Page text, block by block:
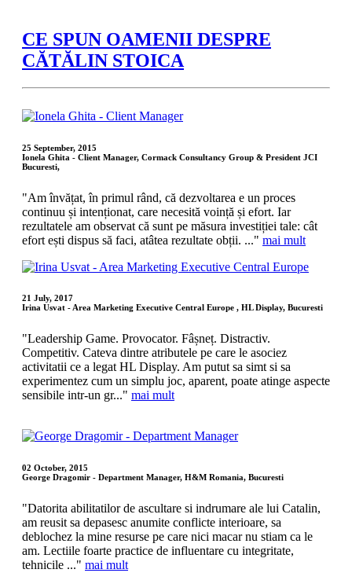
CE SPUN OAMENII DESPRE
CĂTĂLIN STOICA
25 September, 2015
Ionela Ghita - Client Manager, Cormack Consultancy Group & President JCI
Bucuresti,
"Am învățat, în primul rând, că dezvoltarea e un proces
continuu și intenționat, care necesită voință și efort. Iar
rezultatele am observat că sunt pe măsura investiției tale: cât
efort ești dispus să faci, atâtea rezultate obții. ..." mai mult
21 July, 2017
Irina Usvat - Area Marketing Executive Central Europe , HL Display, Bucuresti
"Leadership Game. Provocator. Fâșneț. Distractiv.
Competitiv. Cateva dintre atributele pe care le asociez
activitatii ce a legat HL Display. Am putut sa simt si sa
experimentez cum un simplu joc, aparent, poate atinge aspecte
sensibile intr-un gr..." mai mult
02 October, 2015
George Dragomir - Department Manager, H&M Romania, Bucuresti
"Datorita abilitatilor de ascultare si indrumare ale lui Catalin,
am reusit sa depasesc anumite conflicte interioare, sa
deblochez la mine resurse pe care nici macar nu stiam ca le
am. Lectiile foarte practice de influentare cu integritate,
tehnicile ..." mai mult